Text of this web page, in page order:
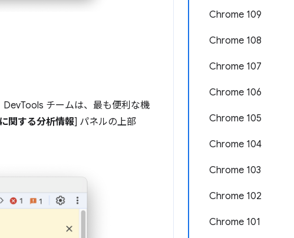
Chrome 109
Chrome 108
Chrome 107
Chrome 106
Chrome 105
Chrome 104
Chrome 103
Chrome 102
Chrome 101
チームは、最も便利な機
関する分析情報] パネルの上部